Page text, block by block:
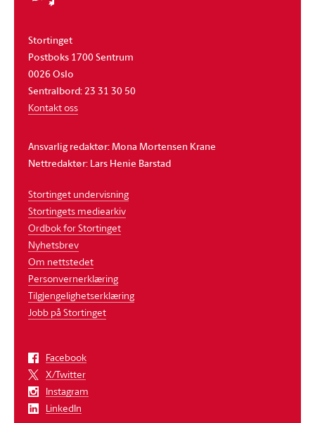
Stortinget
Postboks 1700 Sentrum
0026 Oslo
Sentralbord: 23 31 30 50
Kontakt oss
Ansvarlig redaktør: Mona Mortensen Krane
Nettredaktør: Lars Henie Barstad
Stortinget undervisning
Stortingets mediearkiv
Ordbok for Stortinget
Nyhetsbrev
Om nettstedet
Personvernerklæring
Tilgjengelighetserklæring
Jobb på Stortinget
Facebook
X/Twitter
Instagram
LinkedIn